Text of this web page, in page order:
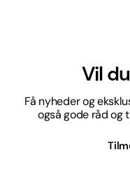
Vil
Få nyheder og
også gode råd og